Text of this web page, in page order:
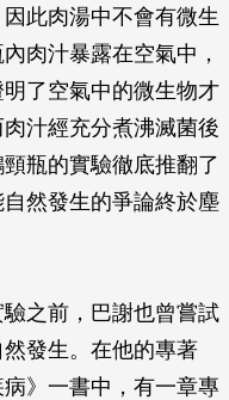
此肉湯中不會有微生
肉汁暴露在空氣中，
了空氣中的微生物才
汁經充分煮沸滅菌後
瓶的實驗徹底推翻了
然發生的爭論終於塵
之前，巴謝也曾嘗試
發生。在他的專著
病》一書中，有一章專